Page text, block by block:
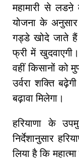
महामारी से लडऩे
योजना के
गड्डे खोदे जाते
फ्री में
वहीं किसानों को
उर्वरा शक्ति
बढ़ावा मिलेगा।
हरियाणा के
निर्देशानुसार
लिया है कि